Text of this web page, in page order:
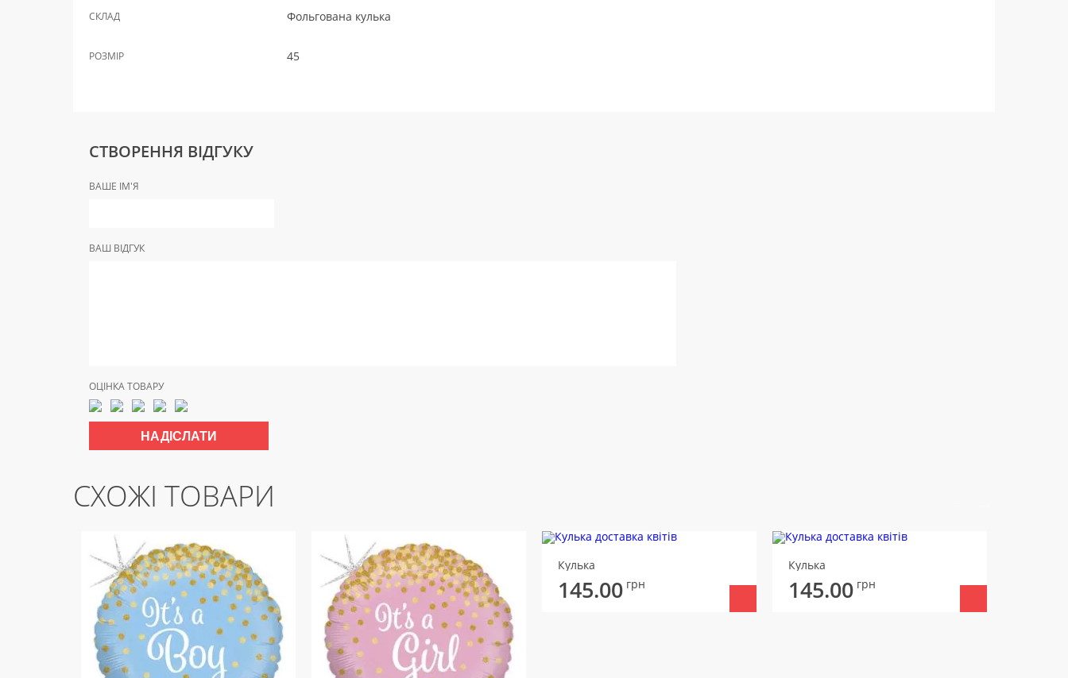
СКЛАД Фольгована кулька
РОЗМІР 45
СТВОРЕННЯ ВІДГУКУ
ВАШЕ ІМ'Я
ВАШ ВІДГУК
ОЦІНКА ТОВАРУ
СХОЖІ ТОВАРИ
Кулька
145.00 грн
Кулька
145.00 грн